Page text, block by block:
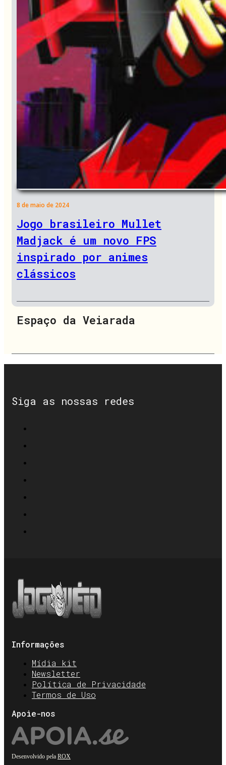
8 de maio de 2024
Jogo brasileiro Mullet
Madjack é um novo FPS
inspirado por animes
clássicos
Espaço da Veiarada
Siga as nossas redes
Informações
Mídia kit
Newsletter
Política de Privacidade
Termos de Uso
Apoie-nos
Desenvolvido pela ROX